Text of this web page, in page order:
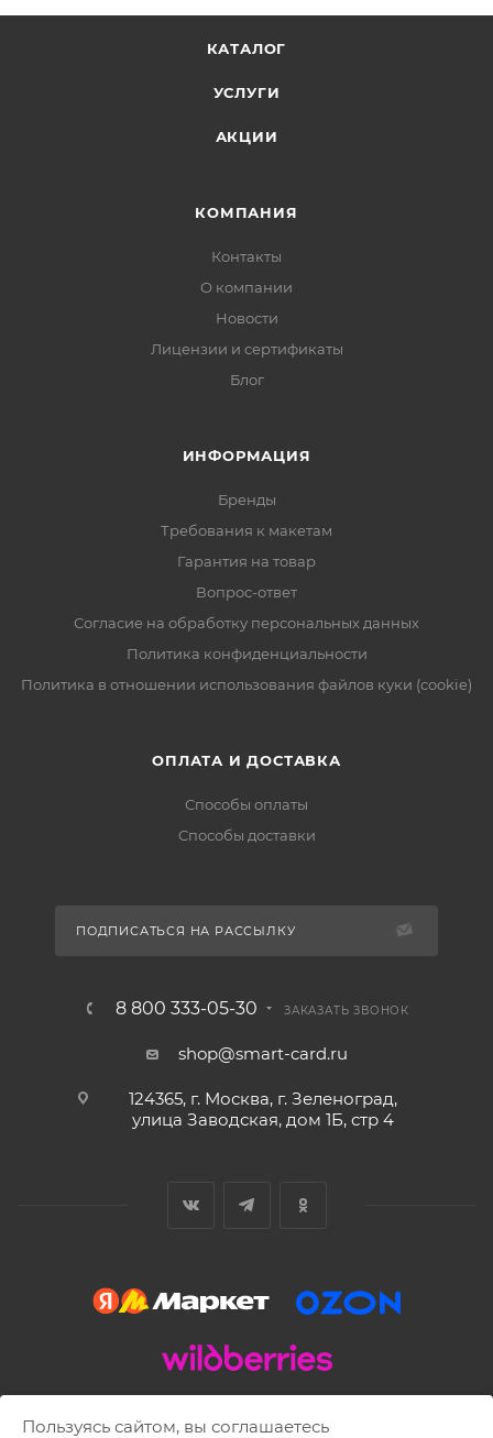
КАТАЛОГ
УСЛУГИ
АКЦИИ
КОМПАНИЯ
Контакты
О компании
Новости
Лицензии и сертификаты
Блог
ИНФОРМАЦИЯ
Бренды
Требования к макетам
Гарантия на товар
Вопрос-ответ
Согласие на обработку персональных данных
Политика конфиденциальности
Политика в отношении использования файлов куки (cookie)
ОПЛАТА И ДОСТАВКА
Способы оплаты
Способы доставки
ПОДПИСАТЬСЯ НА РАССЫЛКУ
8 800 333-05-30 ЗАКАЗАТЬ ЗВОНОК
shop@smart-card.ru
124365, г. Москва, г. Зеленоград,
улица Заводская, дом 1Б, стр 4
2002 - 2026 © SMART-CARD.RU Все права защищены.
Пользуясь сайтом, вы соглашаетесь